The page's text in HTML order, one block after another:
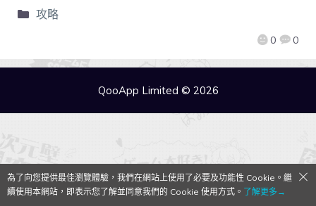
0 0
攻略
QooApp Limited © 2026
為了向您提供最佳瀏覽體驗，我們在網站上使用了必要及功能性 Cookie。繼
續使用本網站，即表示您了解並同意我們的 Cookie 使用方式。 了解更多→